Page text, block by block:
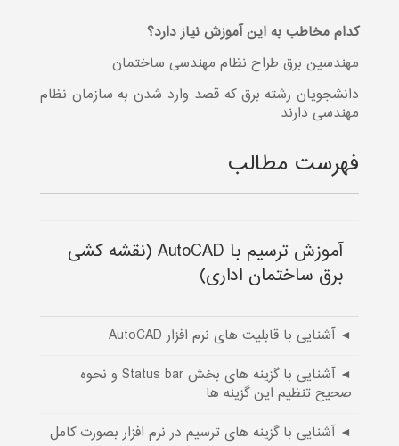
کدام مخاطب به این آموزش نیاز دارد؟
مهندسین برق طراح نظام مهندسی ساختمان
دانشجویان رشته برق که قصد وارد شدن به سازمان نظام
مهندسی دارند
فهرست مطالب
آموزش ترسیم با AutoCAD (نقشه کشی
برق ساختمان اداری)
◄ آشنایی با قابلیت های نرم افزار AutoCAD
◄ آشنایی با گزینه های بخش Status bar و نحوه
صحیح تنظیم این گزینه ها
◄ آشنایی با گزینه های ترسیم در نرم افزار بصورت کامل